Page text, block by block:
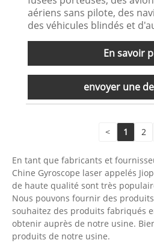
aériens sans pilote, des
des véhicules blindés et
En savoir
envoyer une
< 1 2
En tant que fabricants et
Chine Gyroscope laser appelés
de haute qualité sont très
Nous pouvons fournir des
souhaitez des produits fabriqués
obtenir auprès de notre usine.
produits de notre usine.